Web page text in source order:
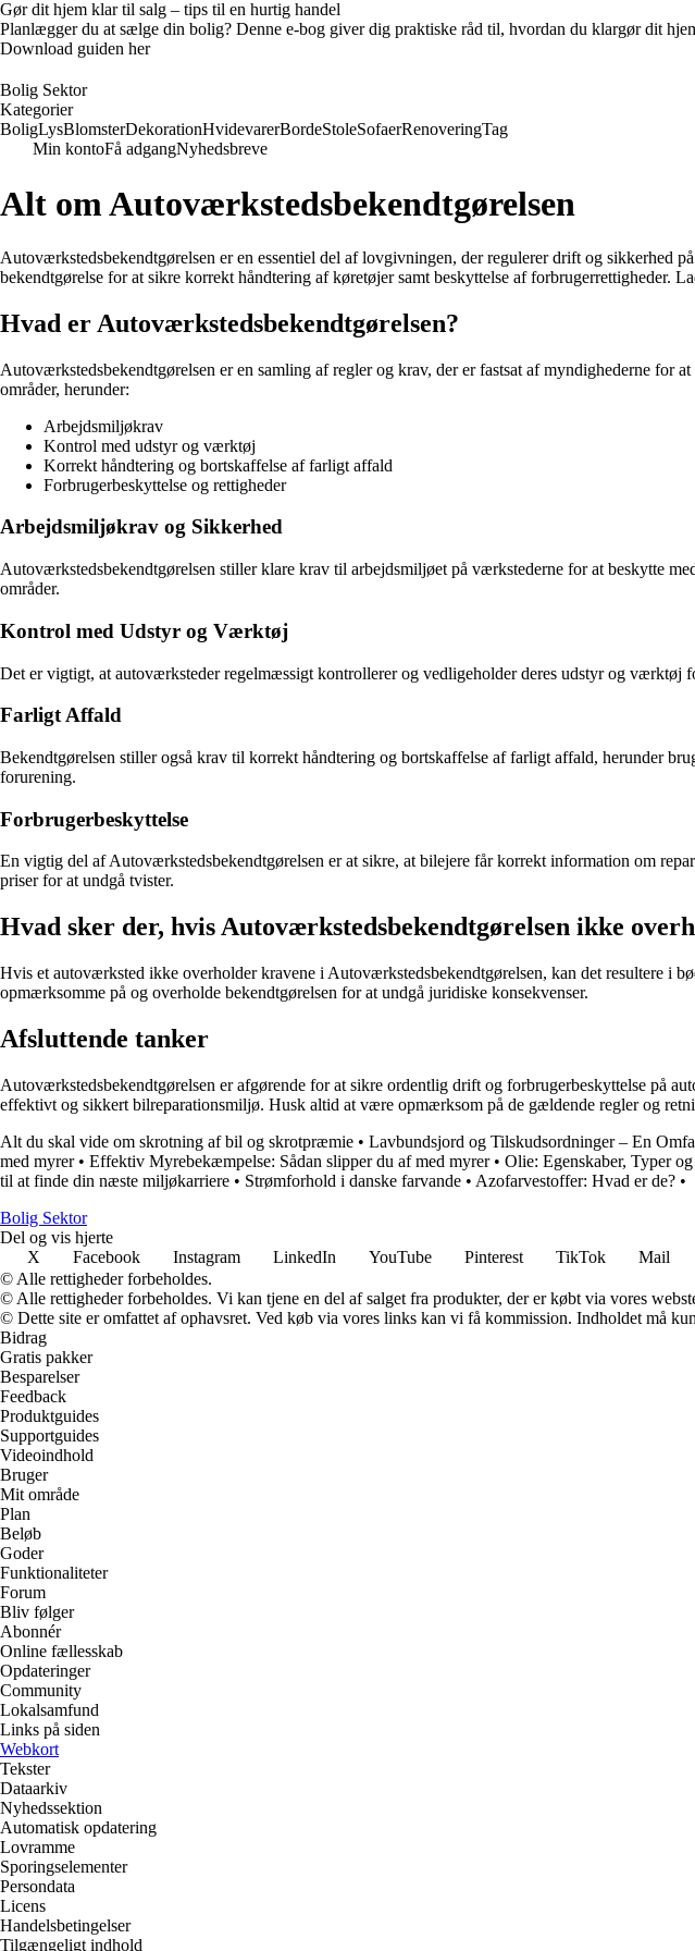
Gør dit hjem klar til salg – tips til en hurtig handel
Planlægger du at sælge din bolig? Denne e-bog giver dig praktiske råd til, hvordan du klargør dit
Download guiden her
Bolig Sektor
Kategorier
BoligLysBlomsterDekorationHvidevarerBordeStoleSofaerRenoveringTag
Min kontoFå adgangNyhedsbreve
Alt om Autoværkstedsbekendtgørelsen
Autoværkstedsbekendtgørelsen er en essentiel del af lovgivningen, der regulerer drift og
bekendtgørelse for at sikre korrekt håndtering af køretøjer samt beskyttelse af forbrugerrettigheder.
Hvad er Autoværkstedsbekendtgørelsen?
Autoværkstedsbekendtgørelsen er en samling af regler og krav, der er fastsat af myndighederne for
områder, herunder:
Arbejdsmiljøkrav
Kontrol med udstyr og værktøj
Korrekt håndtering og bortskaffelse af farligt affald
Forbrugerbeskyttelse og rettigheder
Arbejdsmiljøkrav og Sikkerhed
Autoværkstedsbekendtgørelsen stiller klare krav til arbejdsmiljøet på værkstederne for at beskytte
områder.
Kontrol med Udstyr og Værktøj
Det er vigtigt, at autoværksteder regelmæssigt kontrollerer og vedligeholder deres udstyr og
Farligt Affald
Bekendtgørelsen stiller også krav til korrekt håndtering og bortskaffelse af farligt affald, herunder
forurening.
Forbrugerbeskyttelse
En vigtig del af Autoværkstedsbekendtgørelsen er at sikre, at bilejere får korrekt information om
priser for at undgå tvister.
Hvad sker der, hvis Autoværkstedsbekendtgørelsen ikke
Hvis et autoværksted ikke overholder kravene i Autoværkstedsbekendtgørelsen, kan det resultere i
opmærksomme på og overholde bekendtgørelsen for at undgå juridiske konsekvenser.
Afsluttende tanker
Autoværkstedsbekendtgørelsen er afgørende for at sikre ordentlig drift og forbrugerbeskyttelse på
effektivt og sikkert bilreparationsmiljø. Husk altid at være opmærksom på de gældende regler og
Alt du skal vide om skrotning af bil og skrotpræmie • Lavbundsjord og Tilskudsordninger – En
med myrer• Effektiv Myrebekæmpelse: Sådan slipper du af med myrer• Olie: Egenskaber, Typer
til at finde din næste miljøkarriere • Strømforhold i danske farvande • Azofarvestoffer: Hvad er de? •
Bolig Sektor
Del og vis hjerte
X
Facebook Instagram LinkedIn YouTube Pinterest TikTok Mail
© Alle rettigheder forbeholdes.
© Alle rettigheder forbeholdes. Vi kan tjene en del af salget fra produkter, der er købt via vores
© Dette site er omfattet af ophavsret. Ved køb via vores links kan vi få kommission. Indholdet må
Bidrag
Gratis pakker
Besparelser
Feedback
Produktguides
Supportguides
Videoindhold
Bruger
Mit område
Plan
Beløb
Goder
Funktionaliteter
Forum
Bliv følger
Abonnér
Online fællesskab
Opdateringer
Community
Lokalsamfund
Links på siden
Webkort
Tekster
Dataarkiv
Nyhedssektion
Automatisk opdatering
Lovramme
Sporingselementer
Persondata
Licens
Handelsbetingelser
Tilgængeligt indhold